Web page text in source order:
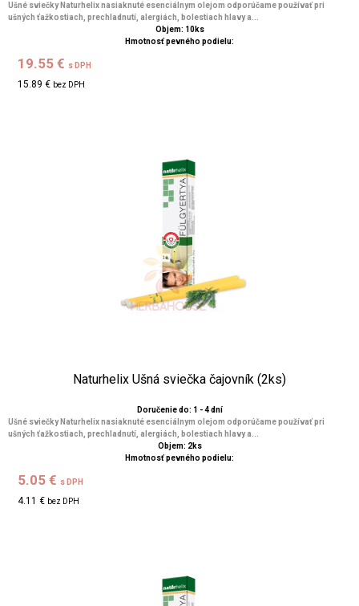
Ušné sviečky Naturhelix nasiaknuté esenciálnym olejom odporúčame používať pri
ušných ťažkostiach, prechladnutí, alergiách, bolestiach hlavy a...
Objem: 10ks
Hmotnosť pevného podielu:
19.55 € s DPH
15.89 € bez DPH
Naturhelix Ušná sviečka čajovník (2ks)
Doručenie do: 1 - 4 dní
Ušné sviečky Naturhelix nasiaknuté esenciálnym olejom odporúčame používať pri
ušných ťažkostiach, prechladnutí, alergiách, bolestiach hlavy a...
Objem: 2ks
Hmotnosť pevného podielu:
5.05 € s DPH
4.11 € bez DPH